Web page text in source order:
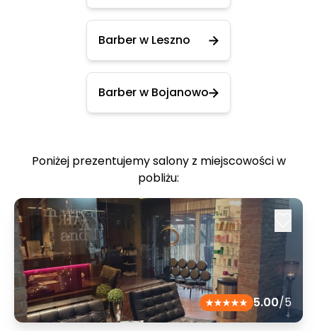
Barber w Leszno
Barber w Bojanowo
Poniżej prezentujemy salony z miejscowości w
pobliżu:
5.00/5